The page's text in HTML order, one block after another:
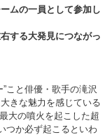
ムの一員として参加し
する大発見につながっ
こと俳優・歌手の滝沢
きな魅力を感じている
大の噴火を起こした超
つか必ず起こるといわ